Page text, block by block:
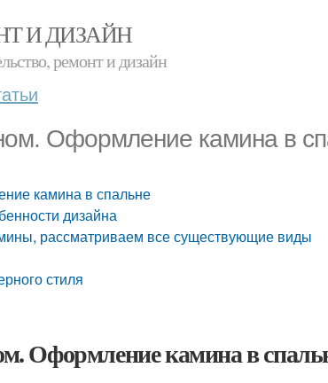
И ДИЗАЙН
ремонт и дизайн
Оформление камина в
камина в спальне
дизайна
рассматриваем все существующие виды
стиля
Оформление камина в